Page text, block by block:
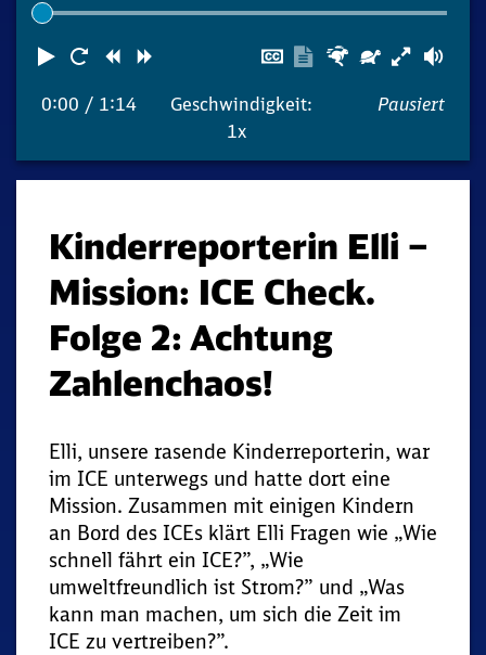
Abspielen
Neustart
Zurück
Untertitel
Transkription
Schneller
0:00 / 1:14
Geschwindigkeit:
1x
Pausiert
Kinderreporterin Elli –
Mission: ICE Check.
Folge 2: Achtung
Zahlenchaos!
Elli, unsere rasende Kinderreporterin, war
im ICE unterwegs und hatte dort eine
Mission. Zusammen mit einigen Kindern
an Bord des ICEs klärt Elli Fragen wie „Wie
schnell fährt ein ICE?”, „Wie
umweltfreundlich ist Strom?” und „Was
kann man machen, um sich die Zeit im
ICE zu vertreiben?”.